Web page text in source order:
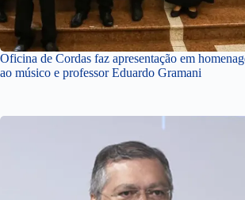
Oficina de Cordas faz apresentação em
ao músico e professor Eduardo Gramani